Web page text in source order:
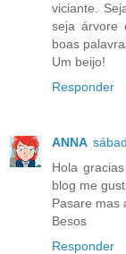
viciante.
seja árvore
boas
Um beijo!
Responder
ANNA
Hola
blog me
Pasare mas
Besos
Responder